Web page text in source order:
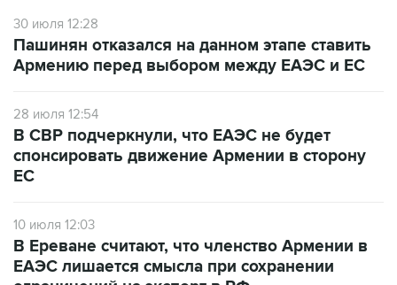
30 июля 12:28
Пашинян отказался на данном этапе ставить
Армению перед выбором между ЕАЭС и ЕС
28 июля 12:54
В СВР подчеркнули, что ЕАЭС не будет
спонсировать движение Армении в сторону
ЕС
10 июля 12:03
В Ереване считают, что членство Армении в
ЕАЭС лишается смысла при сохранении